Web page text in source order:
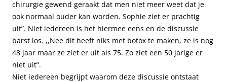
chirurgie gewend geraakt dat men niet meer weet dat je
ook normaal ouder kan worden. Sophie ziet er prachtig
uit”. Niet iedereen is het hiermee eens en de discussie
barst los. ,,Nee dit heeft niks met botox te maken, ze is nog
48 jaar maar ze ziet er uit als 75. Zo ziet een 50 jarige er
niet uit”.
Niet iedereen begrijpt waarom deze discussie ontstaat